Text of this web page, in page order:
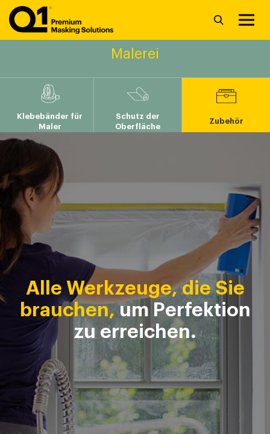
Malerei
Klebebänder für
Maler
Schutz der
Oberfläche
Zubehör
Alle Werkzeuge, die Sie
brauchen, um Perfektion
zu erreichen.